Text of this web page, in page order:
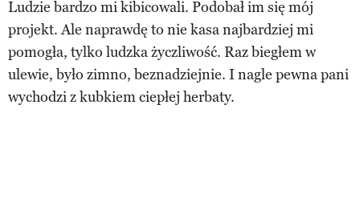
Ludzie bardzo mi kibicowali. Podobał im się mój
projekt. Ale naprawdę to nie kasa najbardziej mi
pomogła, tylko ludzka życzliwość. Raz biegłem w
ulewie, było zimno, beznadziejnie. I nagle pewna pani
wychodzi z kubkiem ciepłej herbaty.